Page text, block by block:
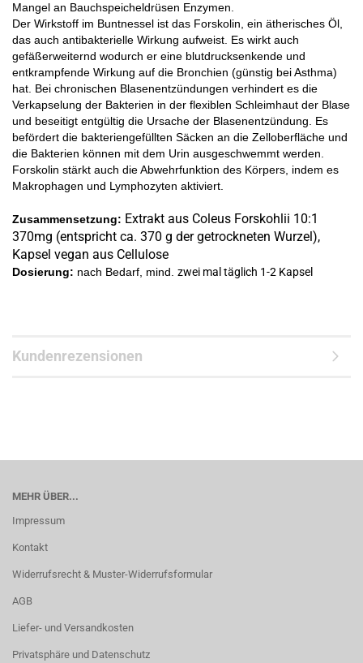
Mangel an Bauchspeicheldrüsen Enzymen.
Der Wirkstoff im Buntnessel ist das Forskolin, ein ätherisches Öl,
das auch antibakterielle Wirkung aufweist. Es wirkt auch
gefäßerweiternd wodurch er eine blutdrucksenkende und
entkrampfende Wirkung auf die Bronchien (günstig bei Asthma)
hat. Bei chronischen Blasenentzündungen verhindert es die
Verkapselung der Bakterien in der flexiblen Schleimhaut der Blase
und beseitigt entgültig die Ursache der Blasenentzündung. Es
befördert die bakteriengefüllten Säcken an die Zelloberfläche und
die Bakterien können mit dem Urin ausgeschwemmt werden.
Forskolin stärkt auch die Abwehrfunktion des Körpers, indem es
Makrophagen und Lymphozyten aktiviert.
Zusammensetzung: Extrakt aus Coleus Forskohlii 10:1
370mg (entspricht ca. 370 g der getrockneten Wurzel),
Kapsel vegan aus Cellulose
Dosierung: nach Bedarf, mind. zwei mal täglich 1-2 Kapsel
Kundenrezensionen
MEHR ÜBER...
Impressum
Kontakt
Widerrufsrecht & Muster-Widerrufsformular
AGB
Liefer- und Versandkosten
Privatsphäre und Datenschutz